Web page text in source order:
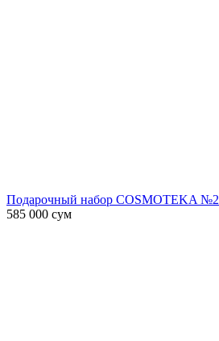
Подарочный набор COSMOTEKA №2
585 000 сум